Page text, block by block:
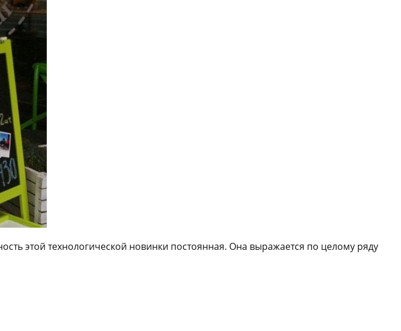
этой технологической новинки постоянная. Она выражается по целому ряду